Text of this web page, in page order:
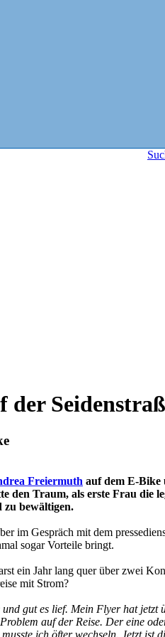
der
Freiermuth auf dem E‑Bike
den Traum, als erste Frau die
bewältigen.
im Gespräch mit dem
sogar Vorteile bringt.
ein Jahr lang quer über zwei
mit Strom?
gut es lief. Mein Flyer hat jetzt
auf der Reise. Der eine
ich öfter wechseln. Jetzt ist